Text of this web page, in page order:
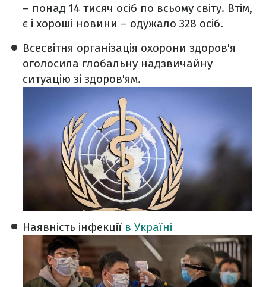
– понад 14 тисяч осіб по всьому світу. Втім,
є і хороші новини – одужало 328 осіб.
Всесвітня організація охорони здоров'я
оголосила глобальну надзвичайну
ситуацію зі здоров'ям.
Наявність інфекції в Україні